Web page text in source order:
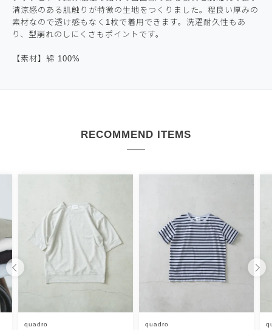
清涼感のある肌触りが特徴の生地をつくりました。程良い厚みの
素材なので透け感もなく1枚で着用できます。洗濯耐久性もあ
り、型崩れのしにくさもポイントです。
【素材】綿 100%
RECOMMEND ITEMS
quadro quadro